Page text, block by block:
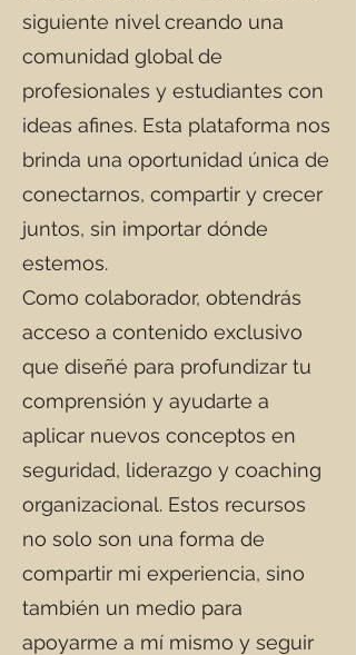
siguiente nivel creando una
comunidad global de
profesionales y estudiantes con
ideas afines. Esta plataforma nos
brinda una oportunidad única de
conectarnos, compartir y crecer
juntos, sin importar dónde
estemos.
Como colaborador, obtendrás
acceso a contenido exclusivo
que diseñé para profundizar tu
comprensión y ayudarte a
aplicar nuevos conceptos en
seguridad, liderazgo y coaching
organizacional. Estos recursos
no solo son una forma de
compartir mi experiencia, sino
también un medio para
apoyarme a mí mismo y seguir